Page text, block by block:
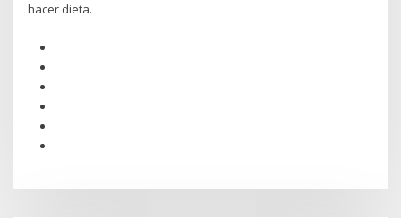
hacer dieta.